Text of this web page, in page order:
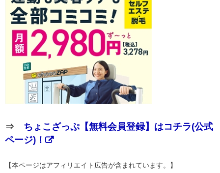
⇒ ちょこざっぷ【無料会員登録】はコチラ(公式
ページ)！
【本ページはアフィリエイト広告が含まれています。】